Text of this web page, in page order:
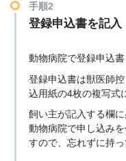
手順2
登録申込書を記入
動物病院で登録申込
登録申込書は獣医師
込用紙の4枚の複写式
飼い主が記入する欄
動物病院で申し込み
すので、忘れずに持っ